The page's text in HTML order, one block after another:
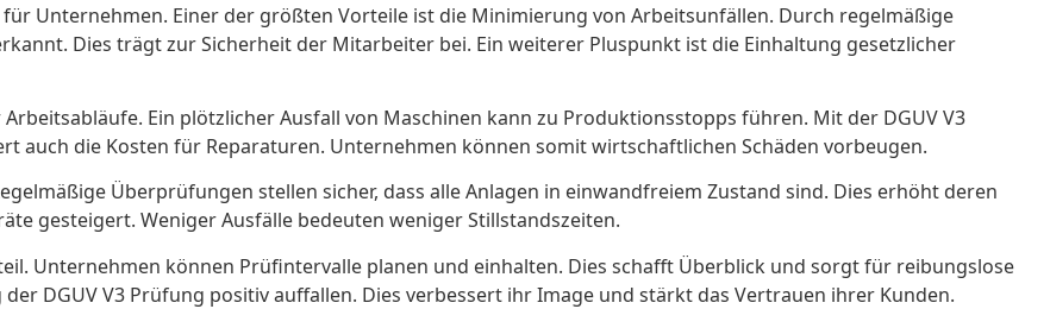
Unternehmen. Einer der größten Vorteile ist die Minimierung von Arbeitsunfällen. Durch regelmäßige
Dies trägt zur Sicherheit der Mitarbeiter bei. Ein weiterer Pluspunkt ist die Einhaltung gesetzlicher
Ein plötzlicher Ausfall von Maschinen kann zu Produktionsstopps führen. Mit der DGUV V3
auch die Kosten für Reparaturen. Unternehmen können somit wirtschaftlichen Schäden vorbeugen.
Überprüfungen stellen sicher, dass alle Anlagen in einwandfreiem Zustand sind. Dies erhöht deren
gesteigert. Weniger Ausfälle bedeuten weniger Stillstandszeiten.
Unternehmen können Prüfintervalle planen und einhalten. Dies schafft Überblick und sorgt für reibungslose
DGUV V3 Prüfung positiv auffallen. Dies verbessert ihr Image und stärkt das Vertrauen ihrer Kunden.